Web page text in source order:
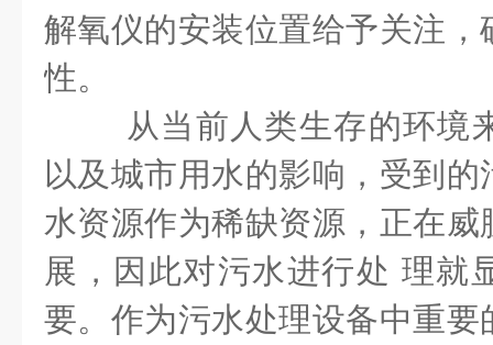
解氧仪的安装位置给予关注
性。
从当前人类生存的环境
以及城市用水的影响，受到
水资源作为稀缺资源，正在
展，因此对污水进行处 理就
要。作为污水处理设备中重